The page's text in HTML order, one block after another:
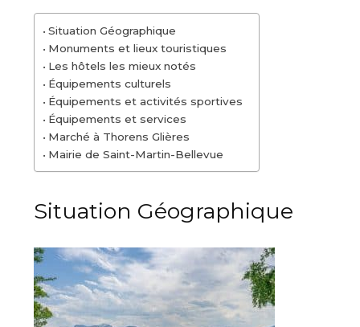
Situation Géographique
Monuments et lieux touristiques
Les hôtels les mieux notés
Équipements culturels
Équipements et activités sportives
Équipements et services
Marché à Thorens Glières
Mairie de Saint-Martin-Bellevue
Situation Géographique